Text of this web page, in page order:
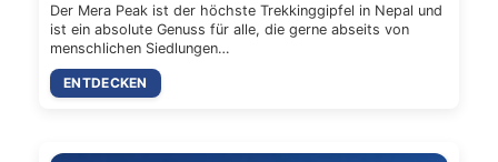
Der Mera Peak ist der höchste Trekkinggipfel in Nepal und
ist ein absolute Genuss für alle, die gerne abseits von
menschlichen Siedlungen…
ENTDECKEN